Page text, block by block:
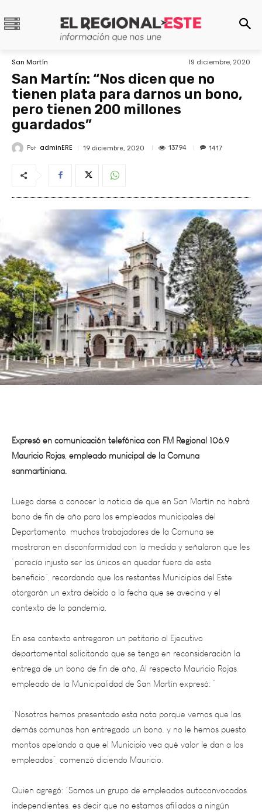
San Martín 19 diciembre, 2020
San Martín: “Nos dicen que no
tienen plata para darnos un bono,
pero tienen 200 millones
guardados”
Por adminERE 19 diciembre, 2020 13794 1417
Mauricio Rojas, empleado municipal de la Comuna
sanmartiniana.
Luego darse a conocer la noticia de que en San Martín no habrá
bono de fin de año para los empleados municipales del
Departamento, muchos trabajadores de la Comuna se
mostraron en disconformidad con la medida y señalaron que les
“parecía injusto ser los únicos en quedar fuera de este
beneficio”, recordando que los restantes Municipios del Este
otorgarán un extra debido a la fecha que se avecina y el
contexto de la pandemia.
En ese contexto entregaron un petitorio al Ejecutivo
departamental solicitando que se tenga en reconsideración la
entrega de un bono de fin de año. Al respecto Mauricio Rojas,
empleado de la Municipalidad de San Martín expresó: “
“Nosotros hemos presentado esta nota porque vemos que las
demás comunas han entregado un bono, y no le hemos puesto
montos apelando a que el Municipio vea qué valor le dan a los
empleados”, comenzó diciendo Mauricio.
Quien agregó: “Somos un grupo de empleados autoconvocados
independientes, es decir que no estamos afiliados a ningún
gremio y venimos juntandonos hace tiempo con los distintos